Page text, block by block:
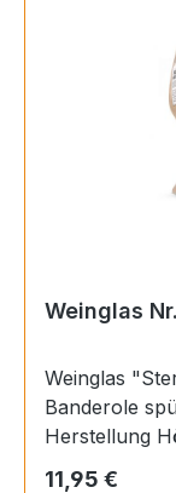
Weinglas
Weinglas
Banderole
Regulärer
11,95 €